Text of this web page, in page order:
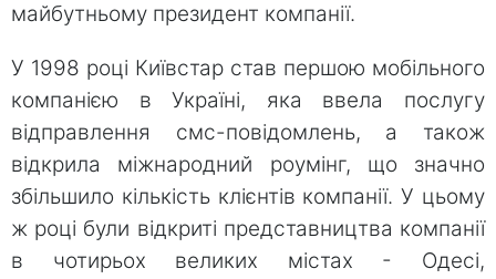
майбутньому президент компанії.
У 1998 році Київстар став першою мобільного
компанією в Україні, яка ввела послугу
відправлення смс-повідомлень, а також
відкрила міжнародний роумінг, що значно
збільшило кількість клієнтів компанії. У цьому
ж році були відкриті представництва компанії
в чотирьох великих містах - Одесі,